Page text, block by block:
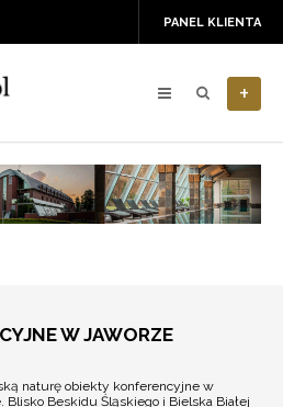
PANEL KLIENTA
+
W JAWORZE
naturę obiekty konferencyjne w
Beskidu Śląskiego i Bielska Białej